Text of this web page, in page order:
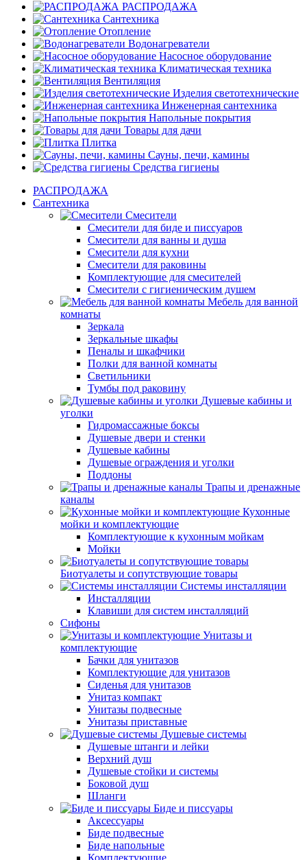
РАСПРОДАЖА
Сантехника
Отопление
Водонагреватели
Насосное оборудование
Климатическая техника
Вентиляция
Изделия светотехнические
Инженерная сантехника
Напольные покрытия
Товары для дачи
Плитка
Сауны, печи, камины
Средства гигиены
РАСПРОДАЖА
Сантехника
Смесители
Смесители для биде и писсуаров
Смесители для ванны и душа
Смесители для кухни
Смесители для раковины
Комплектующие для смесителей
Смесители с гигиеническим душем
Мебель для ванной
комнаты
Зеркала
Зеркальные шкафы
Пеналы и шкафчики
Полки для ванной комнаты
Светильники
Тумбы под раковину
Душевые кабины и
уголки
Гидромассажные боксы
Душевые двери и стенки
Душевые кабины
Душевые ограждения и уголки
Поддоны
Трапы и дренажные
каналы
Кухонные
мойки и комплектующие
Комплектующие к кухонным мойкам
Мойки
Биотуалеты и сопутствующие товары
Системы инсталляции
Инсталляции
Клавиши для систем инсталляций
Сифоны
Унитазы и
комплектующие
Бачки для унитазов
Комплектующие для унитазов
Сиденья для унитазов
Унитаз компакт
Унитазы подвесные
Унитазы приставные
Душевые системы
Душевые штанги и лейки
Верхний душ
Душевые стойки и системы
Боковой душ
Шланги
Биде и писсуары
Аксессуары
Биде подвесные
Биде напольные
Комплектующие